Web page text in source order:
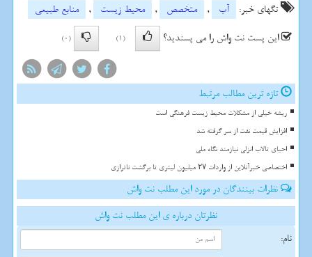
تگهای خبر:
آب , متخصص , محیط زیست ,
منابع طبیعی
این پست نت واش را می پسندید؟
(1)
(0)
تازه ترین مطالب مرتبط
ریشه خیلی از مشکلات محیط زیست فرهنگی است
افزایش قیمت نفت از سر گرفته شد
احیای تالاب انزلی نیازمند نگاه ملی
اختصاصی خبرآنلاین از واردات ۲۷ میلیون لیتری تا برگشت ناترازی
نظرات بینندگان در مورد این مطلب نت واش
نظرتان درباره ی این مطلب نت واش
نام: